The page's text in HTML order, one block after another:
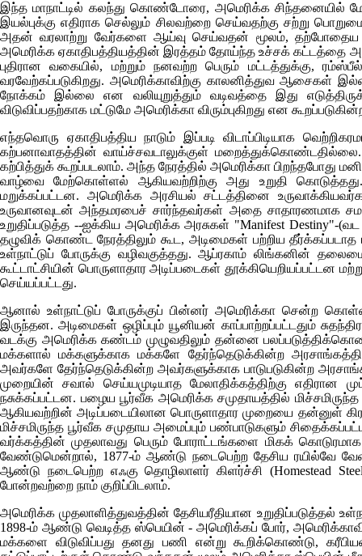
இந்த மாநாட்டில் கலந்து கொண்டோரை, அமெரிக்க சிந்தனையில்
இயல்புக்கு எதிராக செல்லும் சிலவற்றை செய்வதற்கு சற்று
அதன் வரலாற்று வேர்களை ஆய்வு செய்வதன் மூலம், தற்போதைய
அமெரிக்க ஏகாதிபத்தியத்தின் இரத்தம் தோய்ந்த உச்சக் கட்டத்தை
புதிரான வகையில், மற்றும் நனவற்ற பெரும் மட்டத்துக்கு,
வரவேற்கப்படுகிறது. அமெரிக்காவிற்கு காலனித்துவ
நோக்கம் இல்லை என வலியுறுத்தும் வடிவத்தை இது
விடுவிப்பதற்காக மட்டுமே அமெரிக்கா விரும்புகிறது என
எந்தவொரு ஏகாதிபத்திய நாடும் இப்படி விடாப்பிடியாக
கற்பனாவாதத்தின் வாய்ச்சவடாலுக்குள்
கற்பித்துக் கூறப்படலாம். அந்த நேரத்தில் அமெரிக்கா பிறந்தபோது
வாழ்வை மேற்கொள்ளல் ஆகியவற்றிற்கு அது உறுதி
மறுக்கப்பட்டன. அமெரிக்க அரசியல் சட்டத்தினை
உருவானவுடன் அந்தமரபைச் சார்ந்தவர்கள் அதை சாதாரணமாக
உறுதிப்படுத்த --ஐக்கிய அமெரிக்க அரசுகள் "Manifest Destiny"-(வட
தழுவிக் கொண்ட நேரத்திலும் கூட, அடிமைகள் பற்றிய
உள்நாட்டுப் போருக்கு வழிவகுத்தது. ஆப்ரகாம் லிங்கனின்
கூட்டாட்சியின் பொருளாதார அடிப்படைகள் தூக்கியெறியப்பட்டன
செய்யப்பட்டது.
ஆனால் உள்நாட்டுப் போருக்குப் பின்னர் அமெரிக்கா சென்ற
இருந்தன. அடிமைகள் ஒழிப்பும் யூனியன் காப்பாற்றப்பட்டதும்
வடக்கு அமெரிக்க கண்டம் முழுவதிலும் தன்னை
மக்களால் மக்களுக்காக மக்களே தேர்ந்தெடுக்கின்ற
அவர்களே தேர்ந்தெடுக்கின்ற அவர்களுக்காக பாடுபடுகின்ற
முறையின் சவால் செய்யமுடியாத மேலாதிக்கத்திற்கு
நசுக்கப்பட்டன. பழைய பூர்வீக அமெரிக்க சமுதாயத்தில்
ஆகியவற்றின் அடிப்படையிலான பொருளாதார முறையை தன்னுள்
மிச்சமிருந்த பூர்வீக சமுதாய அமைப்பும் பண்பாடுகளும்
வர்க்கத்தின் முதலாவது பெரும் போராட்டங்களை மிகக் கொடுரமாக
வேண்டுமென்றால், 1877-ம் ஆண்டு நடைபெற்ற தேசிய ரயில்வே
ஆண்டு நடைபெற்ற எஃகு தொழிலாளர் கிளர்ச்சி (Homestead
போன்றவற்றை நாம் குறிப்பிடலாம்.
அமெரிக்க முதலாளித்துவத்தின் தேசியரீதியான உறுதிப்படுத்தல்
1898-ம் ஆண்டு வெடித்த ஸ்பெயின் - அமெரிக்கப் போர்,
மக்களை விடுவிப்பது தனது பணி என்று கூறிக்கொண்டு,